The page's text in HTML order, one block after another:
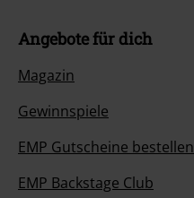
Angebote für dich
Magazin
Gewinnspiele
EMP Gutscheine bestellen
EMP Backstage Club